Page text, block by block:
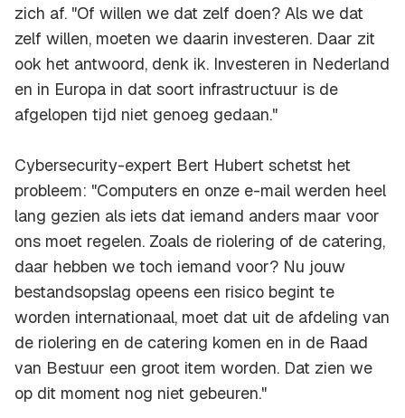
zich af. "Of willen we dat zelf doen? Als we dat
zelf willen, moeten we daarin investeren. Daar zit
ook het antwoord, denk ik. Investeren in Nederland
en in Europa in dat soort infrastructuur is de
afgelopen tijd niet genoeg gedaan."
Cybersecurity-expert Bert Hubert schetst het
probleem: "Computers en onze e-mail werden heel
lang gezien als iets dat iemand anders maar voor
ons moet regelen. Zoals de riolering of de catering,
daar hebben we toch iemand voor? Nu jouw
bestandsopslag opeens een risico begint te
worden internationaal, moet dat uit de afdeling van
de riolering en de catering komen en in de Raad
van Bestuur een groot item worden. Dat zien we
op dit moment nog niet gebeuren."